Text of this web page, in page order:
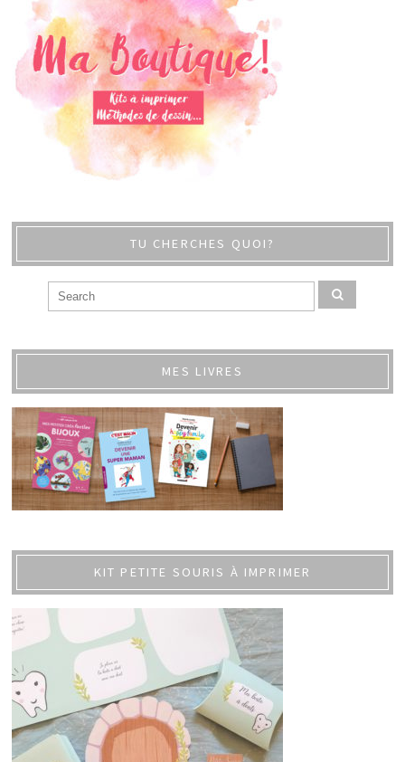
TU CHERCHES QUOI?
MES LIVRES
KIT PETITE SOURIS À IMPRIMER